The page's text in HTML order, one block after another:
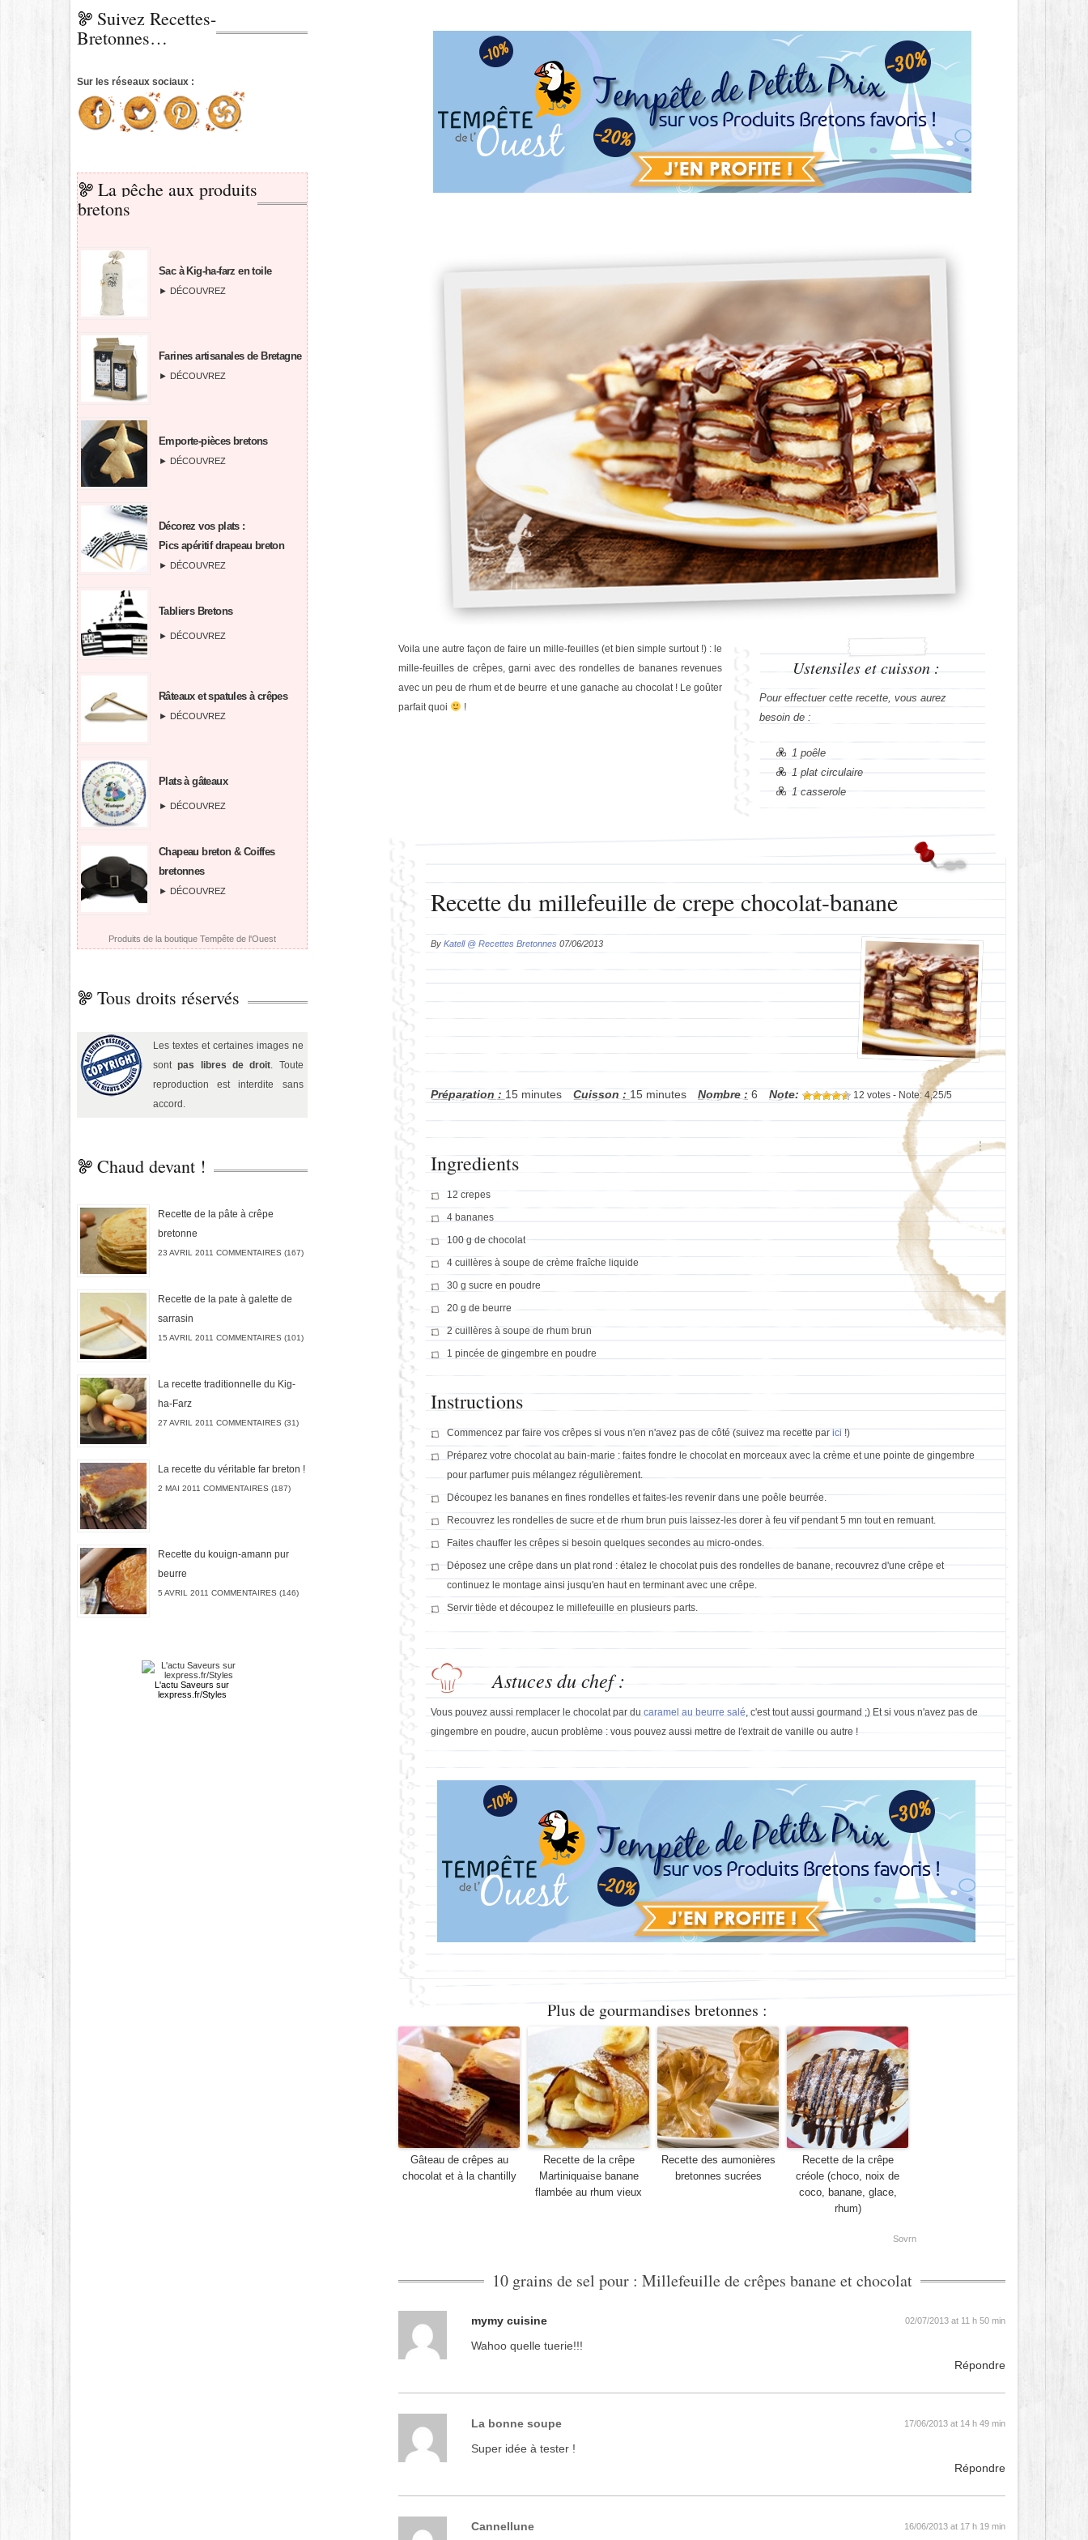
Ustensiles et cuisson :
Pour effectuer cette recette, vous aurez
besoin de :
1 poêle
1 plat circulaire
1 casserole
Voila une autre façon de faire un mille-feuilles (et bien simple surtout !) : le
mille-feuilles de crêpes, garni avec des rondelles de bananes revenues
avec un peu de rhum et de beurre et une ganache au chocolat ! Le goûter
parfait quoi
!
Recette du millefeuille de crepe chocolat-banane
By Katell @ Recettes Bretonnes 07/06/2013
Préparation : 15 minutes Cuisson : 15 minutes Nombre : 6 Note: 12 votes - Note: 4,25/5
Ingredients
12 crepes
4 bananes
100 g de chocolat
4 cuillères à soupe de crème fraîche liquide
30 g sucre en poudre
20 g de beurre
2 cuillères à soupe de rhum brun
1 pincée de gingembre en poudre
Instructions
Commencez par faire vos crêpes si vous n'en n'avez pas de côté (suivez ma recette par ici !)
Préparez votre chocolat au bain-marie : faites fondre le chocolat en morceaux avec la crème et une pointe de gingembre
pour parfumer puis mélangez régulièrement.
Découpez les bananes en fines rondelles et faites-les revenir dans une poêle beurrée.
Recouvrez les rondelles de sucre et de rhum brun puis laissez-les dorer à feu vif pendant 5 mn tout en remuant.
Faites chauffer les crêpes si besoin quelques secondes au micro-ondes.
Déposez une crêpe dans un plat rond : étalez le chocolat puis des rondelles de banane, recouvrez d'une crêpe et
continuez le montage ainsi jusqu'en haut en terminant avec une crêpe.
Servir tiède et découpez le millefeuille en plusieurs parts.
Astuces du chef :
Vous pouvez aussi remplacer le chocolat par du caramel au beurre salé , c'est tout aussi gourmand ;) Et si vous n'avez pas de
gingembre en poudre, aucun problème : vous pouvez aussi mettre de l'extrait de vanille ou autre !
Plus de gourmandises bretonnes :
Gâteau de crêpes au
chocolat et à la chantilly
Recette de la crêpe
Martiniquaise banane
flambée au rhum vieux
Recette des aumonières
bretonnes sucrées
Recette de la crêpe
créole (choco, noix de
coco, banane, glace,
rhum)
Sovrn
10 grains de sel pour : Millefeuille de crêpes banane et chocolat
mymy cuisine 02/07/2013 at 11 h 50 min
Wahoo quelle tuerie!!!
Répondre
La bonne soupe 17/06/2013 at 14 h 49 min
Super idée à tester !
Répondre
Cannellune 16/06/2013 at 17 h 19 min
Suivez Recettes-
Bretonnes…
Sur les réseaux sociaux :
La pêche aux produits
bretons
Sac à Kig-ha-farz en toile
► DÉCOUVREZ
Farines artisanales de Bretagne
► DÉCOUVREZ
Emporte-pièces bretons
► DÉCOUVREZ
Décorez vos plats :
Pics apéritif drapeau breton
► DÉCOUVREZ
Tabliers Bretons
► DÉCOUVREZ
Râteaux et spatules à crêpes
► DÉCOUVREZ
Plats à gâteaux
► DÉCOUVREZ
Chapeau breton & Coiffes
bretonnes
► DÉCOUVREZ
Produits de la boutique Tempête de l'Ouest
Tous droits réservés
Les textes et certaines images ne
sontpas libres de droit. Toute
reproduction est interdite sans
accord.
Chaud devant !
Recette de la pâte à crêpe
bretonne
23 AVRIL 2011 COMMENTAIRES (167)
Recette de la pate à galette de
sarrasin
15 AVRIL 2011 COMMENTAIRES (101)
La recette traditionnelle du Kig-
ha-Farz
27 AVRIL 2011 COMMENTAIRES (31)
La recette du véritable far breton !
2 MAI 2011 COMMENTAIRES (187)
Recette du kouign-amann pur
beurre
5 AVRIL 2011 COMMENTAIRES (146)
L'actuSaveurs sur
lexpress.fr/Styles